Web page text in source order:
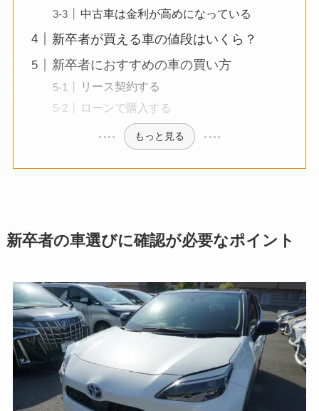
中古車は金利が高めになっている
新卒者が買える車の値段はいくら？
新卒者におすすめの車の買い方
リース契約する
ローンで購入する
もっと見る
新卒者の車選びに確認が必要なポイント